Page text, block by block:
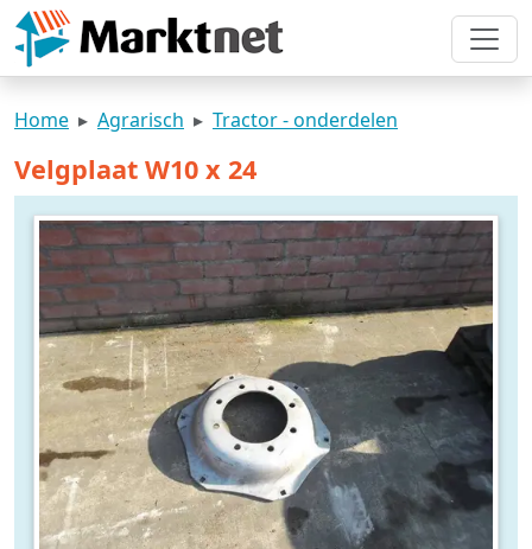
Home Agrarisch Tractor - onderdelen
Velgplaat W10 x 24